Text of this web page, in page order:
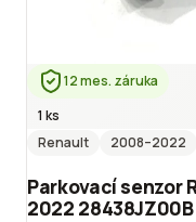
12 mes. záruka
1 ks
Renault
2008–2022
Parkovací senzor
2022 28438JZ00B